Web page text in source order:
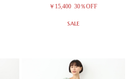
￥15,400 30％OFF
SALE